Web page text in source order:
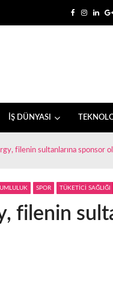
İŞ DÜNYASI
filenin sultanlarına sponsor
SPOR TÜKETİCİ SAĞLIĞI
filenin